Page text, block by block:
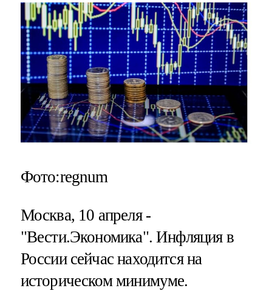
Фото:regnum
Москва, 10 апреля -
"Вести.Экономика".Инфляция в
России сейчас находится на
историческом минимуме.